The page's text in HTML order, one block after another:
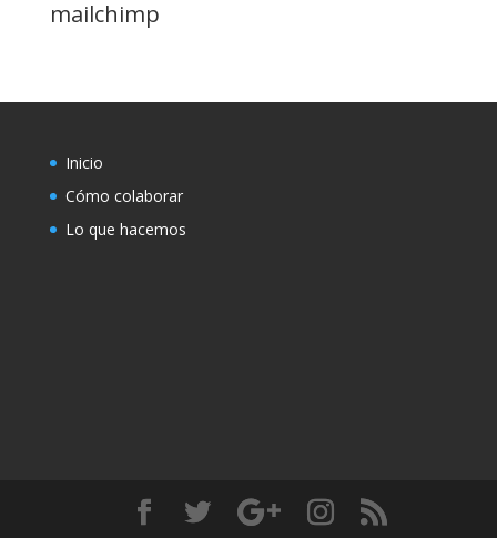
mailchimp
Inicio
Cómo colaborar
Lo que hacemos